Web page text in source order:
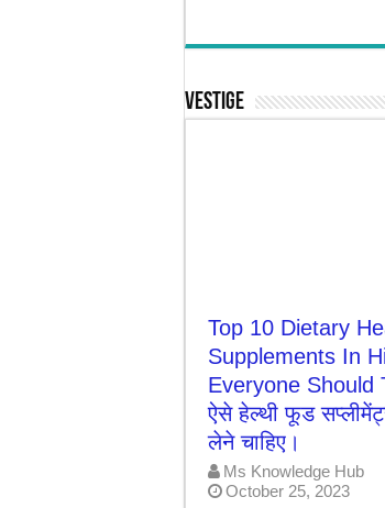
Vestige
Top 10 Dietary
Supplements In
Everyone Should
ऐसे हेल्थी फूड
लेने चाहिए।
Ms Knowledge Hub
October 25, 2023